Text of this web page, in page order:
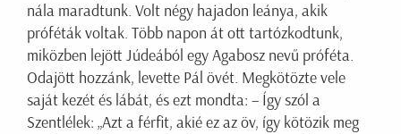
nála maradtunk. Volt négy hajadon leánya, akik
próféták voltak. Több napon át ott tartózkodtunk,
miközben lejött Júdeából egy Agabosz nevű próféta.
Odajött hozzánk, levette Pál övét. Megkötözte vele
saját kezét és lábát, és ezt mondta: – Így szól a
Szentlélek: „Azt a férfit, akié ez az öv, így kötözik meg